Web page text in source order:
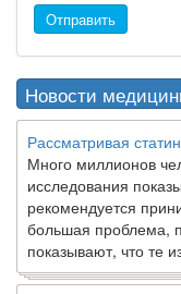
Отправить
Новости
Рассматривая
Много миллионов
исследования
рекомендуется
большая проблема,
показывают, что те